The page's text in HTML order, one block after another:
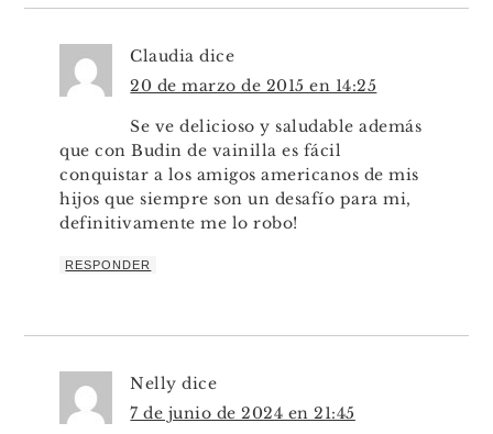
Claudia dice
20 de marzo de 2015 en 14:25
Se ve delicioso y saludable además
que con Budin de vainilla es fácil
conquistar a los amigos americanos de mis
hijos que siempre son un desafío para mi,
definitivamente me lo robo!
RESPONDER
Nelly dice
7 de junio de 2024 en 21:45